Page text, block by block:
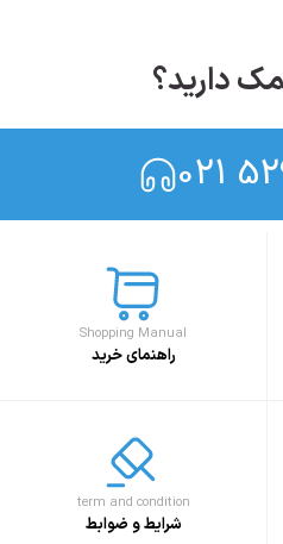
دارید؟
021
Shopping Manual
راهنمای خرید
term and condition
شرایط و ضوابط